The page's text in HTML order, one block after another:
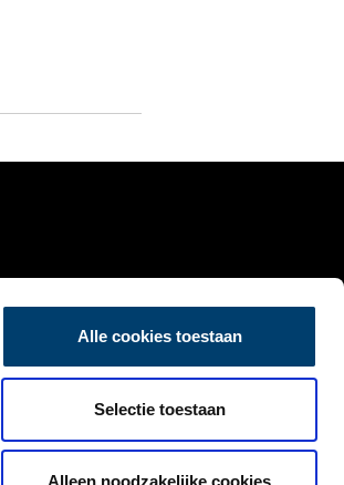
Alle cookies toestaan
Selectie toestaan
Alleen noodzakelijke cookies